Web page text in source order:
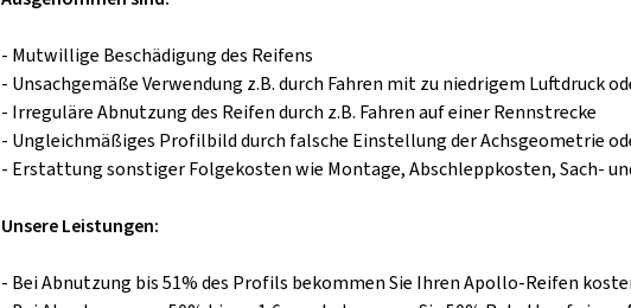
- Mutwillige Beschädigung des Reifens
- Unsachgemäße Verwendung z.B. durch Fahren mit zu niedrigem Luftdruck
- Irreguläre Abnutzung des Reifen durch z.B. Fahren auf einer Rennstrecke
- Ungleichmäßiges Profilbild durch falsche Einstellung der Achsgeometrie
- Erstattung sonstiger Folgekosten wie Montage, Abschleppkosten, Sach-
Unsere Leistungen:
- Bei Abnutzung bis 51% des Profils bekommen Sie Ihren Apollo-Reifen